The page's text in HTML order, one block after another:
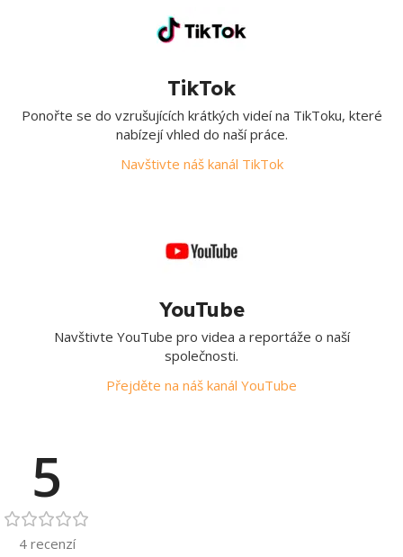
TikTok
Ponořte se do vzrušujících krátkých videí na TikToku, které
nabízejí vhled do naší práce.
Navštivte náš kanál TikTok
YouTube
Navštivte YouTube pro videa a reportáže o naší
společnosti.
Přejděte na náš kanál YouTube
5
4 recenzí